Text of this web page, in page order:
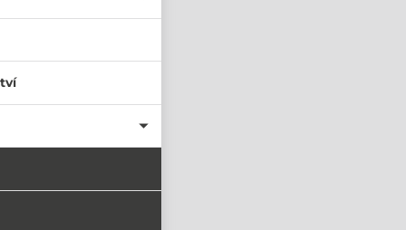
PŘIHLÁSIT SE
nastavit nové heslo